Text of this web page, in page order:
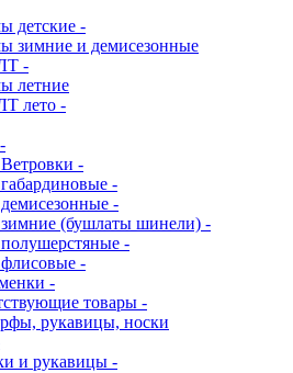
детские -
зимние и демисезонные
-
летние
лето -
-
-
-
(бушлаты шинели) -
-
-
-
товары -
рукавицы, носки
и рукавицы -